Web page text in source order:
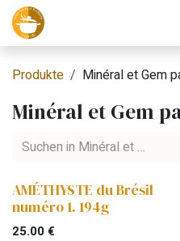
Zum Inhalt springen
Produkte Minéral et Gem
Minéral et Gem
AMÉTHYSTE du Brésil
numéro 1. 194g
25.00€